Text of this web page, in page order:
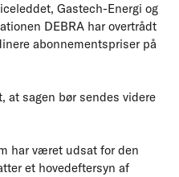
Gastech-Energi og
DEBRA har overtrådt
abonnementspriser på
at sagen bør sendes videre
har været udsat for den
et hovedeftersyn af